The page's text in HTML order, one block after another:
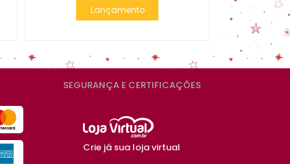
Lançamento
SEGURANÇA E CERTIFICAÇÕES
Crie já sua loja virtual